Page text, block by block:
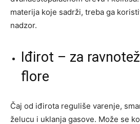
materija koje sadrži, treba ga
nadzor.
Iđirot – za
flore
Čaj od iđirota reguliše varenje,
želucu i uklanja gasove. Može se